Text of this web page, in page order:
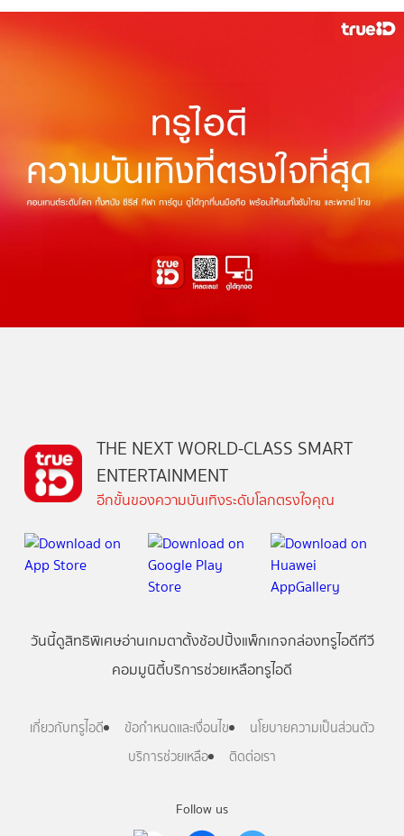
Follow us
THE NEXT WORLD-CLASS SMART
ENTERTAINMENT
อีกขั้นของความบันเทิงระดับโลกตรงใจคุณ
วันนี้ดูสิทธิพิเศษอ่านเกมตาตั้งช้อปปิ้งแพ็กเกจกล่องทรูไอดีทีวี
คอมมูนิตี้บริการช่วยเหลือทรูไอดี
เกี่ยวกับทรูไอดี ข้อกำหนดและเงื่อนไข
นโยบายความเป็นส่วนตัว
บริการช่วยเหลือ
ติดต่อเรา